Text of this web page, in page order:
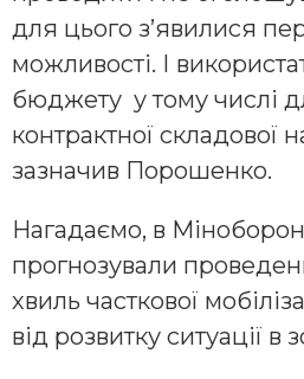
для цього з’явилися
можливості. І
бюджету у тому числі
контрактної складової
зазначив Порошенко.
Нагадаємо, в
прогнозували
хвиль часткової
від розвитку ситуації в